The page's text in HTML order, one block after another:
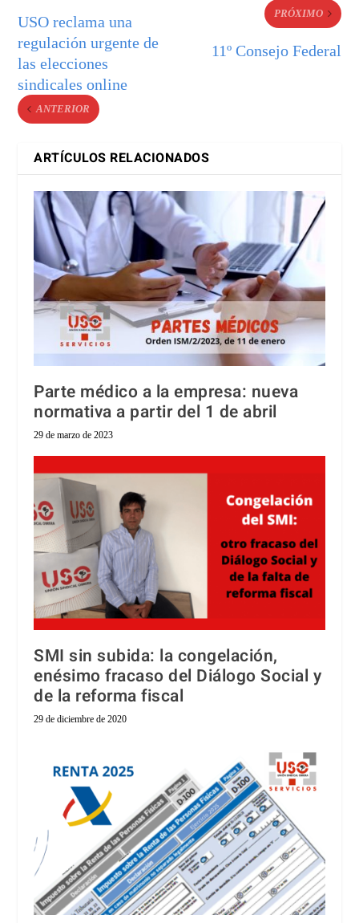
USO reclama una
regulación urgente de
las elecciones
sindicales online
ANTERIOR
PRÓXIMO
11º Consejo Federal
ARTÍCULOS RELACIONADOS
Parte médico a la empresa: nueva
normativa a partir del 1 de abril
29 de marzo de 2023
SMI sin subida: la congelación,
enésimo fracaso del Diálogo Social y
de la reforma fiscal
29 de diciembre de 2020